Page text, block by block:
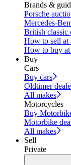
Brands &
Porsche
Mercedes-
British classic
How to sell at
How to buy at
Buy
Cars
Buy cars
Oldtimer
All makes
Motorcycles
Buy
Motorbike
All makes
Sell
Private